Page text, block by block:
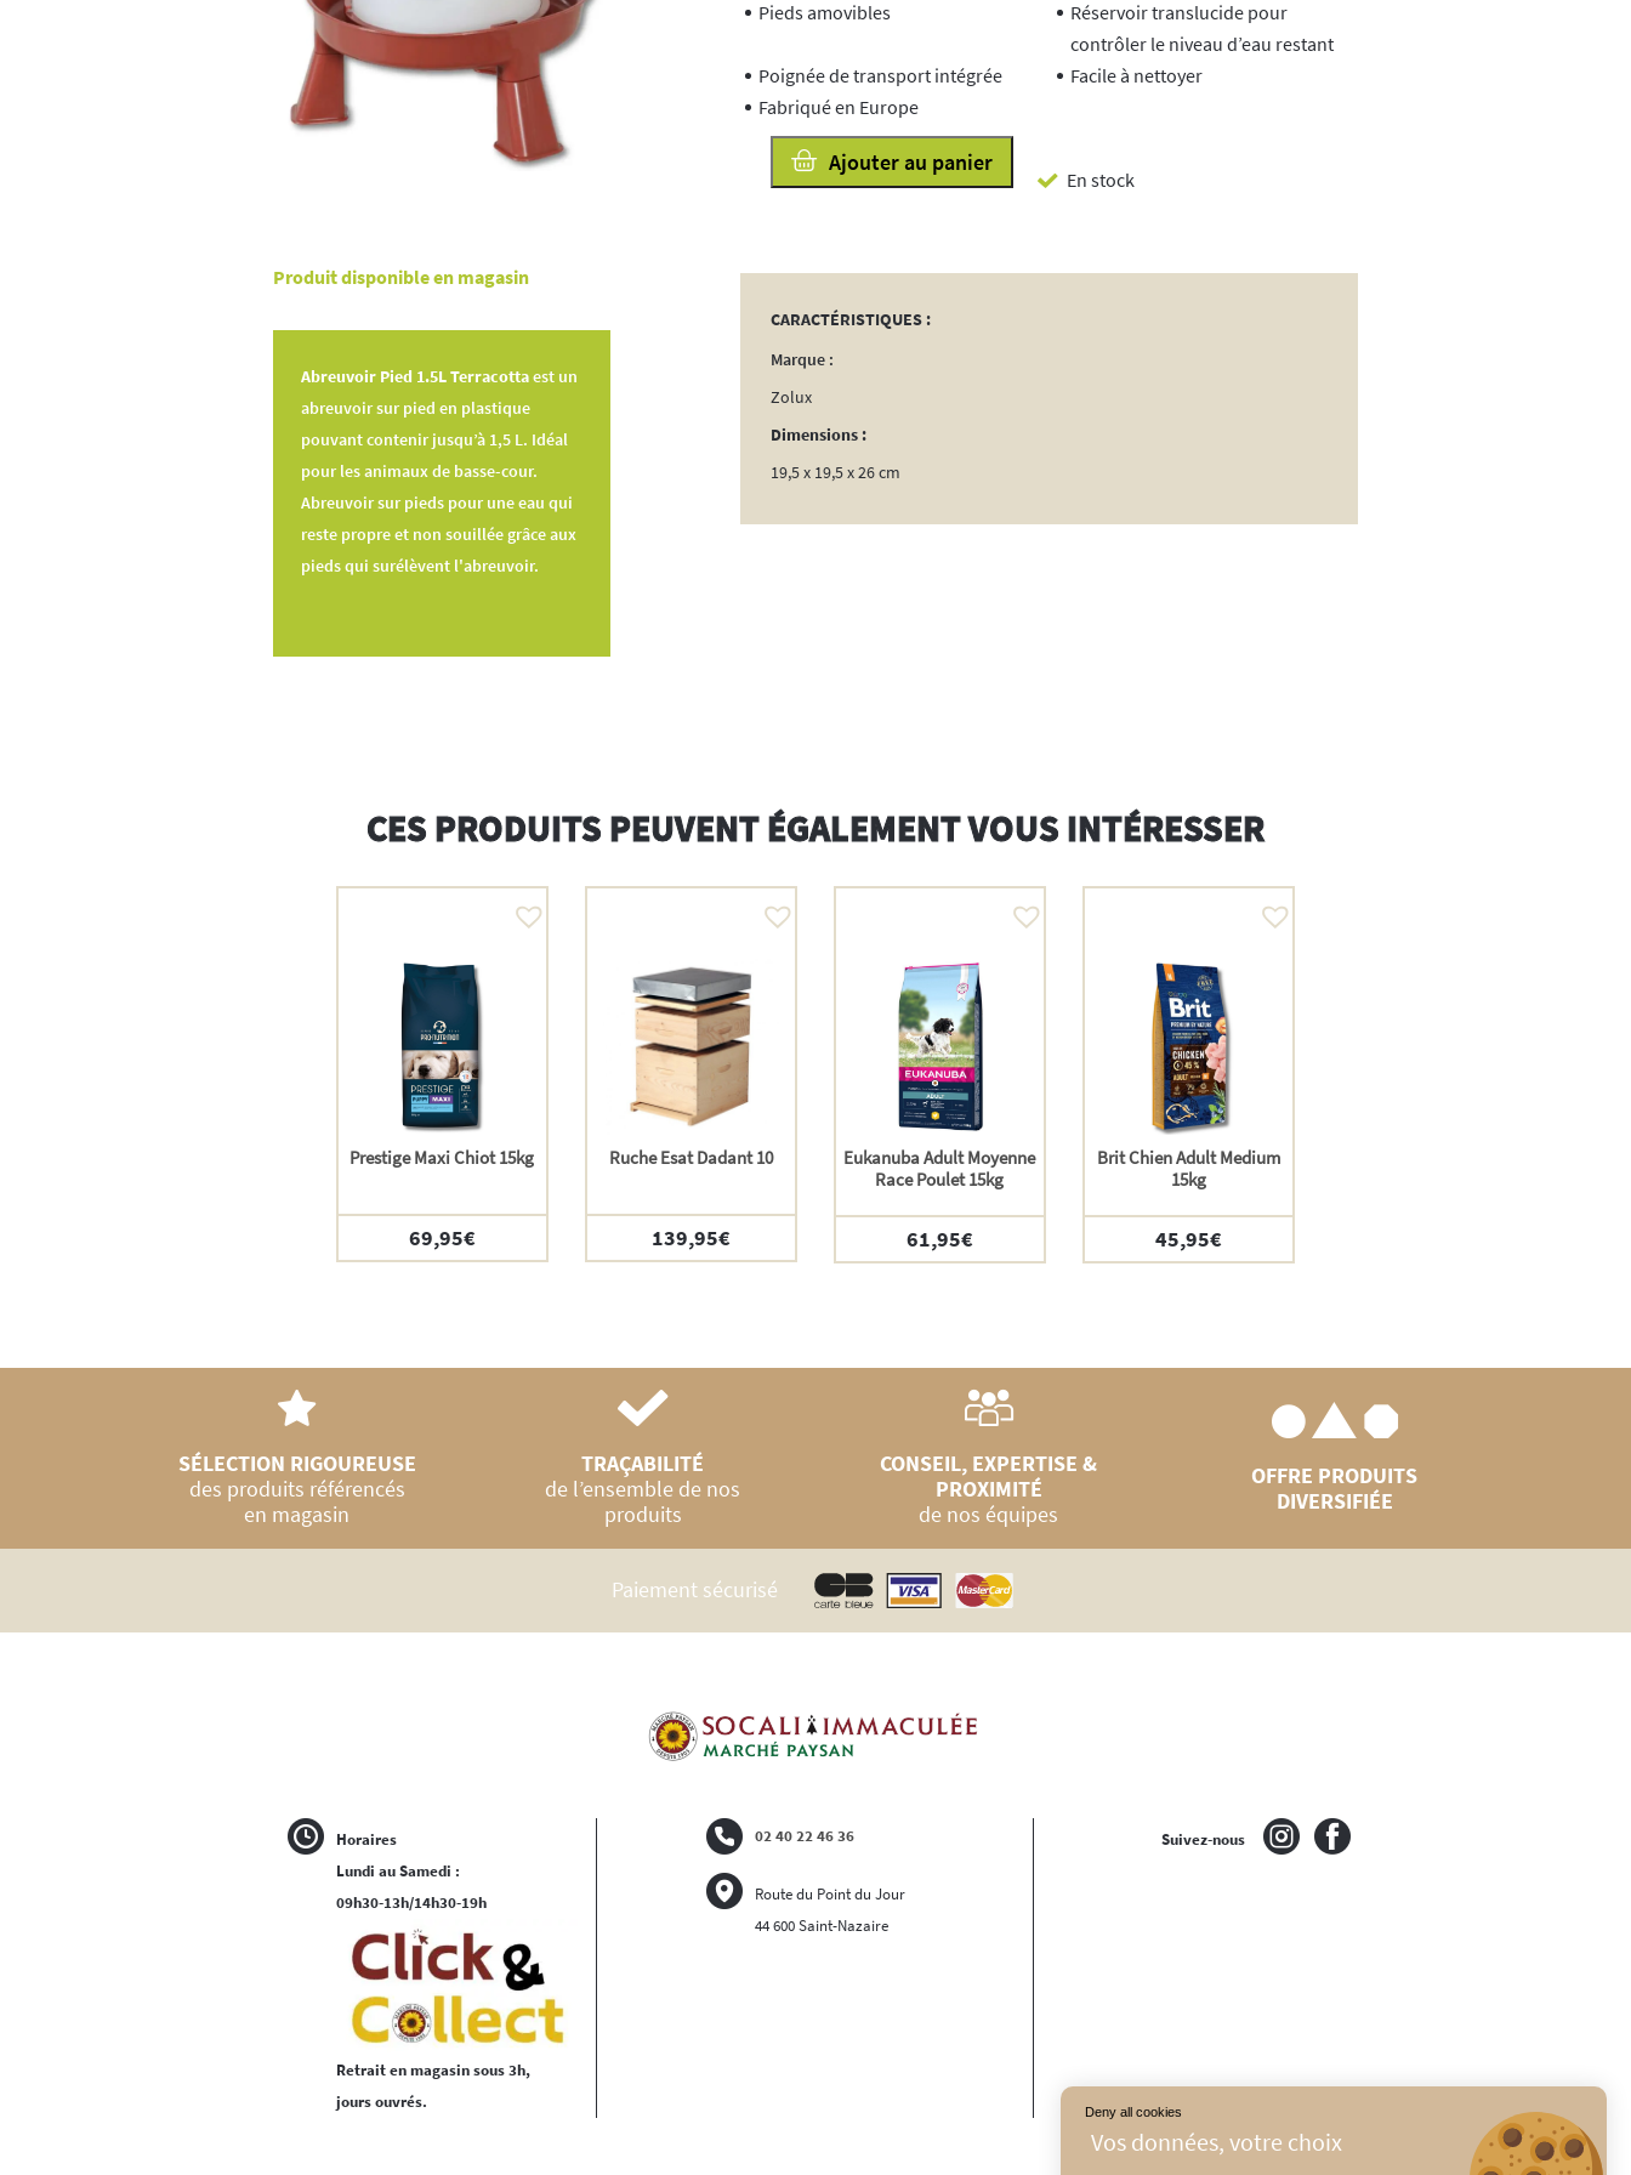
Produit disponible en magasin
Abreuvoir Pied 1.5L Terracottaest un
abreuvoir sur pied en plastique
pouvant contenir jusqu’à 1,5 L. Idéal
pour les animaux de basse-cour.
Abreuvoir sur pieds pour une eau qui
reste propre et non souillée grâce aux
pieds qui surélèvent l'abreuvoir.
Pieds amovibles
Réservoir translucide pour
contrôler le niveau d’eau restant
Poignée de transport intégrée
Facile à nettoyer
Fabriqué en Europe
En stock
quantité
1.5L
Ajouter au panier
CARACTÉRISTIQUES :
Marque :
Zolux
Dimensions :
19,5 x 19,5 x 26 cm
CES PRODUITS PEUVENT ÉGALEMENT VOUS INTÉRESSER
Prestige Maxi Chiot 15kg
69,95€
Ruche Esat Dadant 10
139,95€
Eukanuba Adult Moyenne
Race Poulet 15kg
61,95€
Brit Chien Adult Medium
15kg
45,95€
SÉLECTION RIGOUREUSE
des produits référencés
en magasin
TRAÇABILITÉ
de l’ensemble de nos
produits
CONSEIL, EXPERTISE &
PROXIMITÉ
de nos équipes
OFFRE PRODUITS
DIVERSIFIÉE
Paiement sécurisé
Horaires
Lundi au Samedi :
09h30-13h/14h30-19h
Retrait en magasin sous 3h,
jours ouvrés.
02 40 22 46 36
Route du Point du Jour
44 600 Saint-Nazaire
Suivez-nous
Deny all cookies